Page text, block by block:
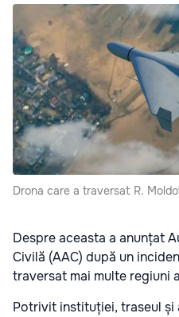
Drona care a traversat R.
Despre aceasta a anunțat
Civilă (AAC) după un
traversat mai multe regiuni
Potrivit instituției, traseul